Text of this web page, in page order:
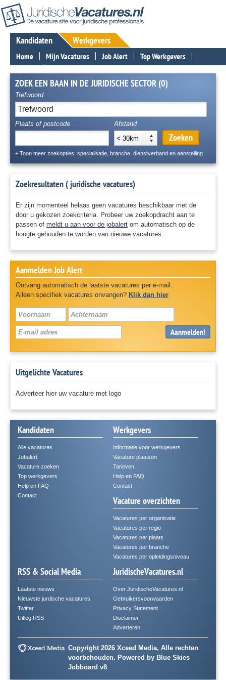
Kandidaten
Home Mijn Vacatures Job Alert
Top Werkgevers
Nieuws
Contact
Werkgevers
ZOEK EEN BAAN IN DE JURIDISCHE SECTOR (0)
Trefwoord
Plaats of postcode
Afstand
< 30km
Zoeken
+ Toon meer zoekopties: specialisatie, branche, dienstverband en aanstelling
Zoekresultaten (juridische vacatures)
Er zijn momenteel helaas geen vacatures beschikbaar met de
door u gekozen zoekcriteria. Probeer uw zoekopdracht aan te
passen of meldt u aan voor de jobalert om automatisch op de
hoogte gehouden te worden van nieuwe vacatures.
Aanmelden Job Alert
Ontvang automatisch de laatste vacatures per e-mail.
Alleen specifiek vacatures onvangen? Klik dan hier
Aanmelden!
Uitgelichte Vacatures
Adverteer hier uw vacature met logo
Kandidaten
Alle vacatures
Jobalert
Vacature zoeken
Top werkgevers
Help en FAQ
Contact
Werkgevers
Informatie voor werkgevers
Vacature plaatsen
Tarieven
Help en FAQ
Contact
Vacature overzichten
Vacatures per organisatie
Vacatures per regio
Vacatures per plaats
Vacatures per branche
Vacatures per opleidingsniveau
RSS & Social Media
Laatste nieuws
Nieuwste jurdische vacatures
Twitter
Uitleg RSS
JuridischeVacatures.nl
Over JuridischeVacatures.nl
Gebruikersvoorwaarden
Privacy Statement
Disclaimer
Adverteren
Copyright 2026 Xceed Media, Alle rechten
voorbehouden. Powered by Blue Skies
Jobboard v8